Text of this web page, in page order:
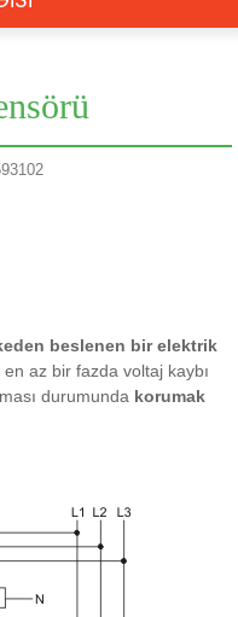
beslenen bir elektrik
en az bir fazda voltaj kaybı
durumunda korumak